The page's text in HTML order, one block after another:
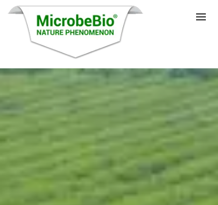
PRODUCTOS
RECURSOS